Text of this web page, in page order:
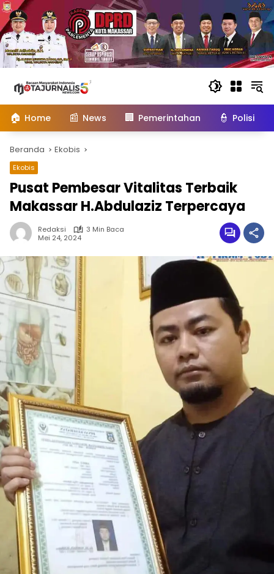
konten
🏠 Home 📰 News 🏢 Pemerintahan 👮 Polisi
Beranda Ekobis
Ekobis
Pusat Pembesar Vitalitas Terbaik
Makassar H.Abdulaziz Terpercaya
Redaksi
3 Min Baca
Mei 24, 2024